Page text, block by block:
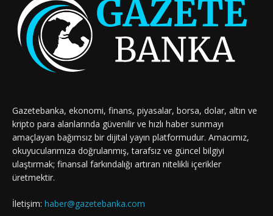
Gazetebanka, ekonomi, finans, piyasalar, borsa, dolar, altın ve
kripto para alanlarında güvenilir ve hızlı haber sunmayı
amaçlayan bağımsız bir dijital yayın platformudur. Amacımız,
okuyucularımıza doğrulanmış, tarafsız ve güncel bilgiyi
ulaştırmak; finansal farkındalığı artıran nitelikli içerikler
üretmektir.
İletişim: haber@gazetebanka.com